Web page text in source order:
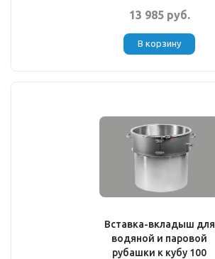
13 985 руб.
В корзину
Вставка-вкладыш для
водяной и паровой
рубашки к кубу 100